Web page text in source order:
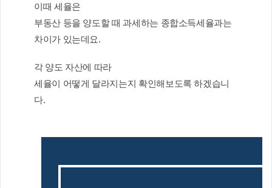
이때 세율은
부동산 등을 양도할 때 과세하는 종합소득세율과는
차이가 있는데요.
각 양도 자산에 따라
세율이 어떻게 달라지는지 확인해보도록 하겠습니
다.